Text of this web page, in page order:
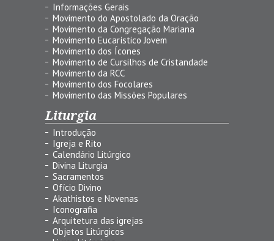
Informações Gerais
Movimento do Apostolado da Oração
Movimento da Congregação Mariana
Movimento Eucarístico Jovem
Movimento dos Ícones
Movimento de Cursilhos de Cristandade
Movimento da RCC
Movimento dos Focolares
Movimento das Missões Populares
Liturgia
Introdução
Igreja e Rito
Calendário Litúrgico
Divina Liturgia
Sacramentos
Ofício Divino
Akathistos e Novenas
Iconografia
Arquitetura das igrejas
Objetos Litúrgicos